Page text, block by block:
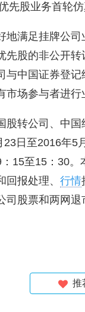
先股业务首轮仿
地满足挂牌公
先股的非公开
与中国证券登
场参与者进行
股转公司、中
日至2016年5
15至15：30
报处理、 行情
司股票和两网
推